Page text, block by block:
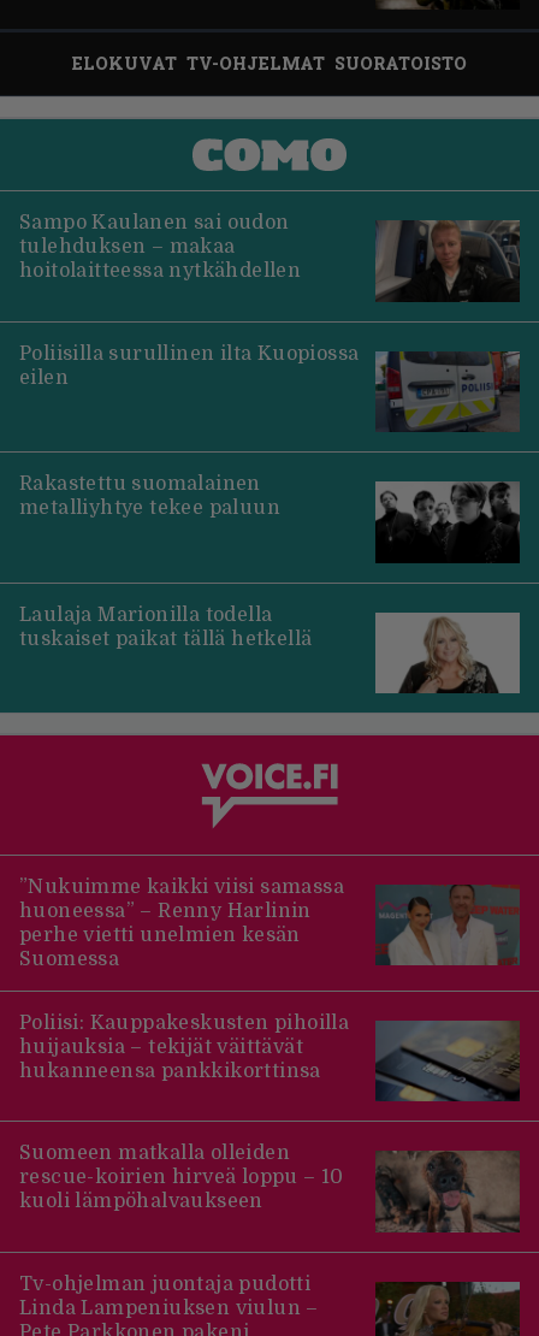
ELOKUVAT TV-OHJELMAT SUORATOISTO
Sampo Kaulanen sai oudon
tulehduksen – makaa
hoitolaitteessa nytkähdellen
Poliisilla surullinen ilta Kuopiossa
eilen
Rakastettu suomalainen
metalliyhtye tekee paluun
Laulaja Marionilla todella
tuskaiset paikat tällä hetkellä
”Nukuimme kaikki viisi samassa
huoneessa” – Renny Harlinin
perhe vietti unelmien kesän
Suomessa
Poliisi: Kauppakeskusten pihoilla
huijauksia – tekijät väittävät
hukanneensa pankkikorttinsa
Suomeen matkalla olleiden
rescue-koirien hirveä loppu – 10
kuoli lämpöhalvaukseen
Tv-ohjelman juontaja pudotti
Linda Lampeniuksen viulun –